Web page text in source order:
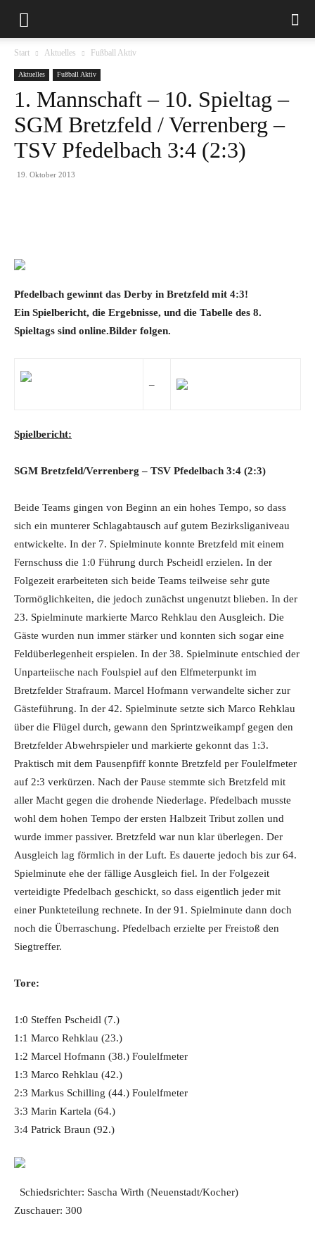
Start Aktuelles Fußball Aktiv
Aktuelles Fußball Aktiv
1. Mannschaft – 10. Spieltag –
SGM Bretzfeld / Verrenberg –
TSV Pfedelbach 3:4 (2:3)
19. Oktober 2013
Pfedelbach gewinnt das Derby in Bretzfeld mit 4:3!
Ein Spielbericht, die Ergebnisse, und die Tabelle des 8.
Spieltags sind online.Bilder folgen.
–
Spielbericht:
SGM Bretzfeld/Verrenberg – TSV Pfedelbach 3:4 (2:3)
Beide Teams gingen von Beginn an ein hohes Tempo, so dass
sich ein munterer Schlagabtausch auf gutem Bezirksliganiveau
entwickelte. In der 7. Spielminute konnte Bretzfeld mit einem
Fernschuss die 1:0 Führung durch Pscheidl erzielen. In der
Folgezeit erarbeiteten sich beide Teams teilweise sehr gute
Tormöglichkeiten, die jedoch zunächst ungenutzt blieben. In der
23. Spielminute markierte Marco Rehklau den Ausgleich. Die
Gäste wurden nun immer stärker und konnten sich sogar eine
Feldüberlegenheit erspielen. In der 38. Spielminute entschied der
Unparteiische nach Foulspiel auf den Elfmeterpunkt im
Bretzfelder Strafraum. Marcel Hofmann verwandelte sicher zur
Gästeführung. In der 42. Spielminute setzte sich Marco Rehklau
über die Flügel durch, gewann den Sprintzweikampf gegen den
Bretzfelder Abwehrspieler und markierte gekonnt das 1:3.
Praktisch mit dem Pausenpfiff konnte Bretzfeld per Foulelfmeter
auf 2:3 verkürzen. Nach der Pause stemmte sich Bretzfeld mit
aller Macht gegen die drohende Niederlage. Pfedelbach musste
wohl dem hohen Tempo der ersten Halbzeit Tribut zollen und
wurde immer passiver. Bretzfeld war nun klar überlegen. Der
Ausgleich lag förmlich in der Luft. Es dauerte jedoch bis zur 64.
Spielminute ehe der fällige Ausgleich fiel. In der Folgezeit
verteidigte Pfedelbach geschickt, so dass eigentlich jeder mit
einer Punkteteilung rechnete. In der 91. Spielminute dann doch
noch die Überraschung. Pfedelbach erzielte per Freistoß den
Siegtreffer.
Tore:
1:0 Steffen Pscheidl (7.)
1:1 Marco Rehklau (23.)
1:2 Marcel Hofmann (38.) Foulelfmeter
1:3 Marco Rehklau (42.)
2:3 Markus Schilling (44.) Foulelfmeter
3:3 Marin Kartela (64.)
3:4 Patrick Braun (92.)
Schiedsrichter: Sascha Wirth (Neuenstadt/Kocher)
Zuschauer: 300